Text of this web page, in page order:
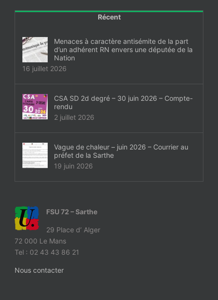
Menaces à caractère antisémite de la part
d’un adhérent RN envers une députée de la
Nation
CSA SD 2d degré – 30 juin 2026 – Compte-
rendu
Vague de chaleur – juin 2026 – Courrier au
préfet de la Sarthe
29 Place d’ Alger
72 000 Le Mans